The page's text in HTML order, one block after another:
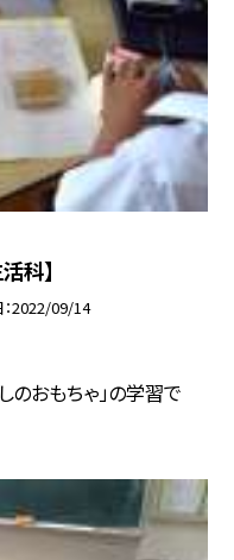
科】
2022/09/14
のおもちゃ」の学習で